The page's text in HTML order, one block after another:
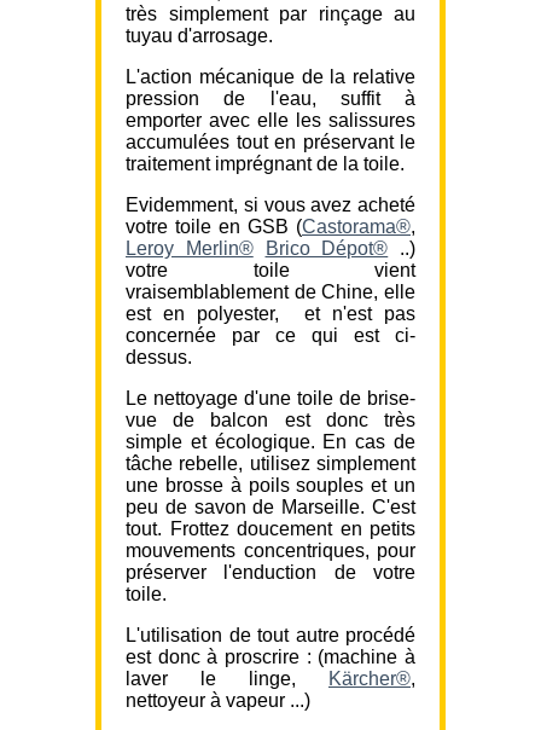
très simplement par rinçage au
tuyau d'arrosage.
L'action mécanique de la relative
pression de l'eau, suffit à
emporter avec elle les salissures
accumulées tout en préservant le
traitement imprégnant de la toile.
Evidemment, si vous avez acheté
votre toile en GSB (Castorama®,
Leroy Merlin®
Brico Dépot® ..)
votre toile vient
vraisemblablement de Chine, elle
est en polyester, et n'est pas
concernée par ce qui est ci-
dessus.
Le nettoyage d'une toile de brise-
vue de balcon est donc très
simple et écologique. En cas de
tâche rebelle, utilisez simplement
une brosse à poils souples et un
peu de savon de Marseille. C'est
tout. Frottez doucement en petits
mouvements concentriques, pour
préserver l'enduction de votre
toile.
L'utilisation de tout autre procédé
est donc à proscrire : (machine à
laver le linge,
Kärcher®,
nettoyeur à vapeur ...)